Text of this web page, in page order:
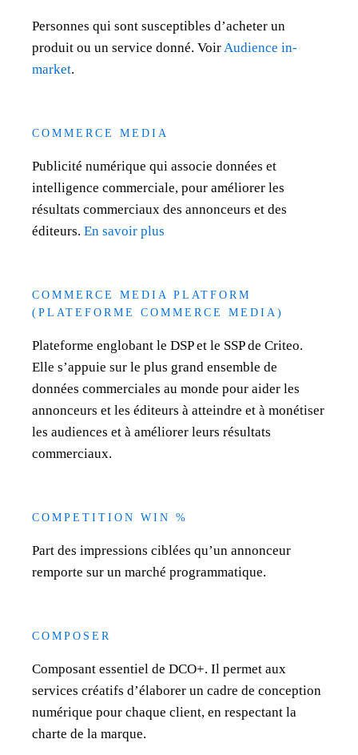
Personnes qui sont susceptibles d’acheter un
produit ou un service donné. VoirAudience in-
market.
COMMERCE MEDIA
Publicité numérique qui associe données et
intelligence commerciale, pour améliorer les
résultats commerciaux des annonceurs et des
éditeurs. En savoir plus
COMMERCE MEDIA PLATFORM
(PLATEFORME COMMERCE MEDIA)
Plateforme englobant le DSP et le SSP de Criteo.
Elle s’appuie sur le plus grand ensemble de
données commerciales au monde pour aider les
annonceurs et les éditeurs à atteindre et à monétiser
les audiences et à améliorer leurs résultats
commerciaux.
COMPETITION WIN %
Part des impressions ciblées qu’un annonceur
remporte sur un marché programmatique.
COMPOSER
Composant essentiel de DCO+. Il permet aux
services créatifs d’élaborer un cadre de conception
numérique pour chaque client, en respectant la
charte de la marque.